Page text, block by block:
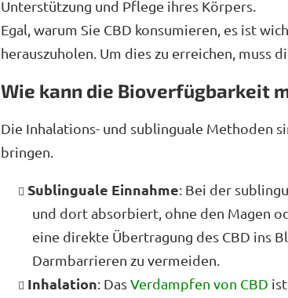
Unterstützung und Pflege ihres Körpers.
Egal, warum Sie CBD konsumieren, es ist
herauszuholen. Um dies zu erreichen,
Wie kann die Bioverfügbarkeit
Die Inhalations- und sublinguale Methoden
bringen.
Sublinguale Einnahme: Bei der
und dort absorbiert, ohne den Magen
eine direkte Übertragung des CBD ins
Darmbarrieren zu vermeiden.
Inhalation: DasVerdampfen von CBD